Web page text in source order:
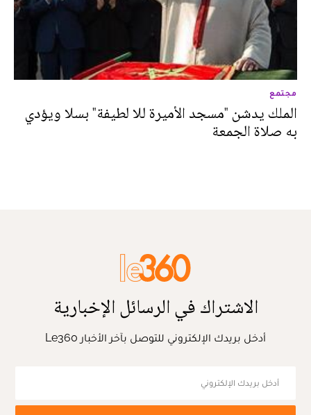
مجتمع
الملك يدشن "مسجد الأميرة للا لطيفة" بسلا ويؤدي
به صلاة الجمعة
الاشتراك في الرسائل الإخبارية
أدخل بريدك الإلكتروني للتوصل بآخر الأخبار Le360